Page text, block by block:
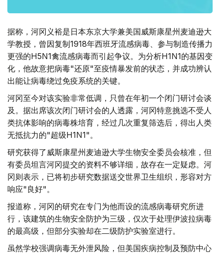
据称，河冈义裕是日本东京大学兼美国威斯康星州麦迪逊大
学教授，曾因复制1918年西班牙流感病毒、参与制造传播力
更强的H5N1禽流感病毒而引起争议。为分析H1N1的基因变
化，他故意把病毒"还原"至疫情暴发前的状态，并成功辨认
出能让病毒绕过免疫系统的关键。
河冈至今对该实验非常低调，只曾在年初一个闭门研讨会谈
及。据出席该次闭门研讨会的人透露，河冈特意挑选不受人
类抗体影响的病毒株培育，经过几次重复筛选后，得出人类
无抵抗力的"超级H1N1"。
研究获得了威斯康星州麦迪逊大学生物安全委员会核准，但
有委员坦言河冈提交的资料不够详细，故存在一定疑虑。河
冈则表示，已将初步研究数据送交世界卫生组织，形容对方
响应"良好"。
报道称，河冈的研究在专门为他而设的流感病毒研究所进
行，该建筑的生物安全防护为三级，仅次于处理伊波拉病毒
的最高级，但部分实验却在二级防护实验室进行。
虽然学校强调病毒无外泄风险，但美国疾病控制及预防中心